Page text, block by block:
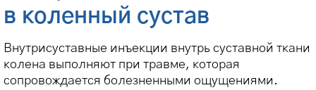
в коленный сустав
Внутрисуставные инъекции внутрь суставной ткани
колена выполняют при травме, которая
сопровождается болезненными ощущениями.